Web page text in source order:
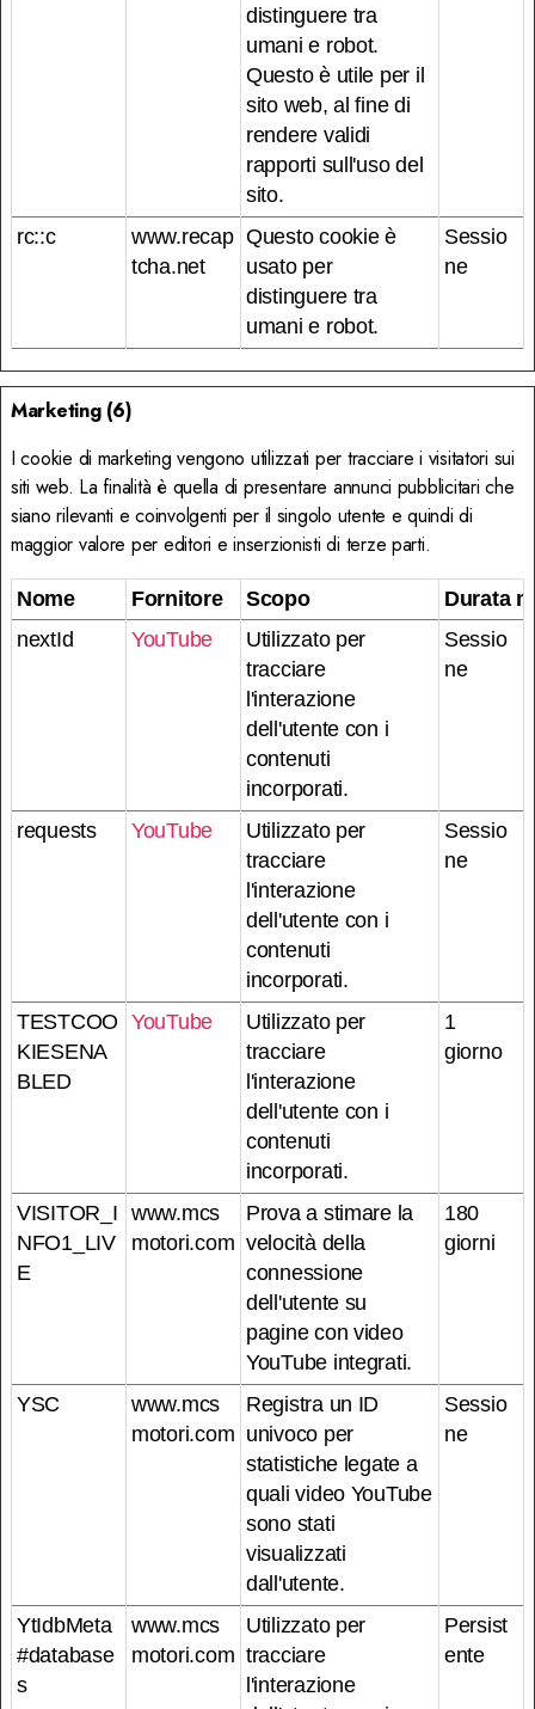
distinguere tra
umani e robot.
Questo è utile per il
sito web, al fine di
rendere validi
rapporti sull'uso del
sito.
rc::c
www.recap
tcha.net
Questo cookie è
usato per
distinguere tra
umani e robot.
Sessio
ne
Marketing (6)
I cookie di marketing vengono utilizzati per tracciare i visitatori sui
siti web. La finalità è quella di presentare annunci pubblicitari che
siano rilevanti e coinvolgenti per il singolo utente e quindi di
maggior valore per editori e inserzionisti di terze parti.
Nome Fornitore Scopo
Durata
nextId
YouTube
Utilizzato per
tracciare
l'interazione
dell'utente con i
contenuti
incorporati.
Sessio
ne
requests YouTube
Utilizzato per
tracciare
l'interazione
dell'utente con i
contenuti
incorporati.
Sessio
ne
TESTCOO
KIESENA
BLED
YouTube
Utilizzato per
tracciare
l'interazione
dell'utente con i
contenuti
incorporati.
1
giorno
VISITOR_I
NFO1_LIV
E
www.mcs
motori.com
Prova a stimare la
velocità della
connessione
dell'utente su
pagine con video
YouTube integrati.
180
giorni
YSC
www.mcs
motori.com
Registra un ID
univoco per
statistiche legate a
quali video YouTube
sono stati
visualizzati
dall'utente.
Sessio
ne
YtIdbMeta
#database
s
www.mcs
motori.com
Utilizzato per
tracciare
l'interazione
Persist
ente